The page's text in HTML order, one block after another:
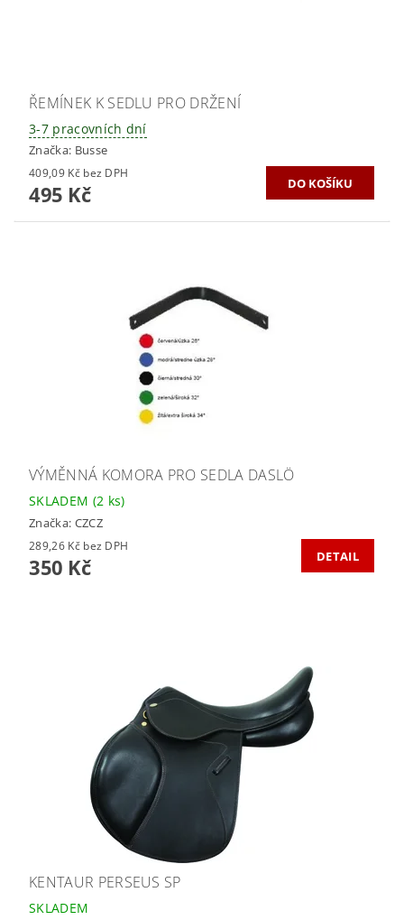
ŘEMÍNEK K SEDLU PRO DRŽENÍ
3-7 pracovních dní
Značka: Busse
409,09 Kč bez DPH
495 Kč
VÝMĚNNÁ KOMORA PRO SEDLA DASLÖ
SKLADEM (2 ks)
Značka: CZCZ
289,26 Kč bez DPH
350 Kč DETAIL
KENTAUR PERSEUS SP
SKLADEM